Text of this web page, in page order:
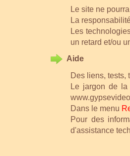
Le site ne
La
Les
un retard et/ou
Aide
Des liens, tests,
Le jargon de
Dans le menu
Pour des
d'assistance